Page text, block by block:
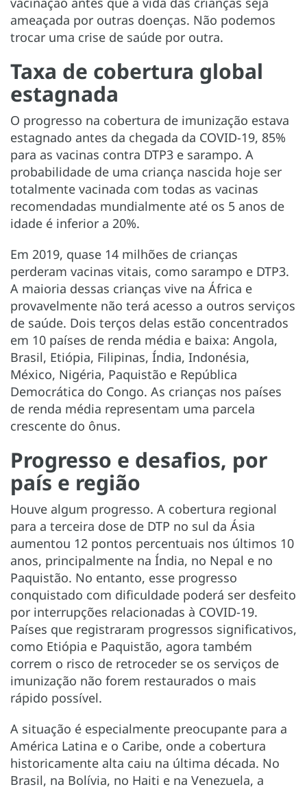
ameaçada por outras doenças. Não podemos
trocar uma crise de saúde por outra.
Taxa de cobertura global
estagnada
O progresso na cobertura de imunização estava
estagnado antes da chegada da COVID-19, 85%
para as vacinas contra DTP3 e sarampo. A
probabilidade de uma criança nascida hoje ser
totalmente vacinada com todas as vacinas
recomendadas mundialmente até os 5 anos de
idade é inferior a 20%.
Em 2019, quase 14 milhões de crianças
perderam vacinas vitais, como sarampo e DTP3.
A maioria dessas crianças vive na África e
provavelmente não terá acesso a outros serviços
de saúde. Dois terços delas estão concentrados
em 10 países de renda média e baixa: Angola,
Brasil, Etiópia, Filipinas, Índia, Indonésia,
México, Nigéria, Paquistão e República
Democrática do Congo. As crianças nos países
de renda média representam uma parcela
crescente do ônus.
Progresso e desafios, por
país e região
Houve algum progresso. A cobertura regional
para a terceira dose de DTP no sul da Ásia
aumentou 12 pontos percentuais nos últimos 10
anos, principalmente na Índia, no Nepal e no
Paquistão. No entanto, esse progresso
conquistado com dificuldade poderá ser desfeito
por interrupções relacionadas à COVID-19.
Países que registraram progressos significativos,
como Etiópia e Paquistão, agora também
correm o risco de retroceder se os serviços de
imunização não forem restaurados o mais
rápido possível.
A situação é especialmente preocupante para a
América Latina e o Caribe, onde a cobertura
historicamente alta caiu na última década. No
Brasil, na Bolívia, no Haiti e na Venezuela, a